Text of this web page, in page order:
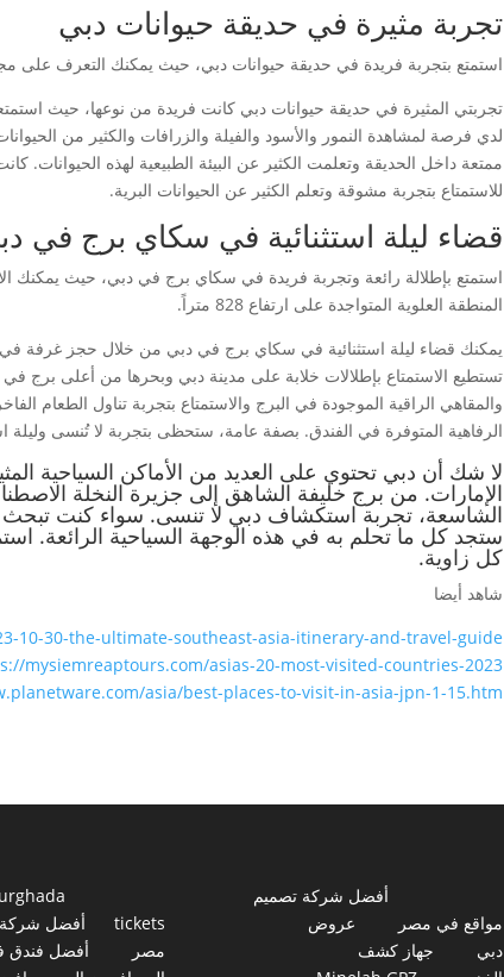
تجربة مثيرة في حديقة حيوانات دبي
استمتع بتجربة فريدة في حديقة حيوانات دبي، حيث يمكنك التعرف على
تجربتي المثيرة في حديقة حيوانات دبي كانت فريدة من نوعها، حيث
لدي فرصة لمشاهدة النمور والأسود والفيلة والزرافات والكثير من
ممتعة داخل الحديقة وتعلمت الكثير عن البيئة الطبيعية لهذه الحيوانات.
للاستمتاع بتجربة مشوقة وتعلم الكثير عن الحيوانات البرية.
قضاء ليلة استثنائية في سكاي برج في
استمتع بإطلالة رائعة وتجربة فريدة في سكاي برج في دبي، حيث يمكنك
المنطقة العلوية المتواجدة على ارتفاع 828 متراً.
يمكنك قضاء ليلة استثنائية في سكاي برج في دبي من خلال حجز غرفة في
تستطيع الاستمتاع بإطلالات خلابة على مدينة دبي وبحرها من أعلى برج
والمقاهي الراقية الموجودة في البرج والاستمتاع بتجربة تناول الطعام
الرفاهية المتوفرة في الفندق. بصفة عامة، ستحظى بتجربة لا تُنسى
لا شك أن دبي تحتوي على العديد من الأماكن السياحية
الإمارات. من برج خليفة الشاهق إلى جزيرة النخلة
الشاسعة، تجربة استكشاف دبي لا تنسى. سواء كنت تبحث
ستجد كل ما تحلم به في هذه الوجهة السياحية الرائعة.
كل زاوية.
شاهد أيضا
10-30-the-ultimate-southeast-asia-itinerary-and-travel-guide/
mysiemreaptours.com/asias-20-most-visited-countries-2023/
asia/best-places-to-visit-in-asia-jpn-1-15.htm
tickets
أفضل
مصر
أفضل فندق
أفضل شركة تصميم
مواقع في مصر
عروض
دبي
جهاز كشف